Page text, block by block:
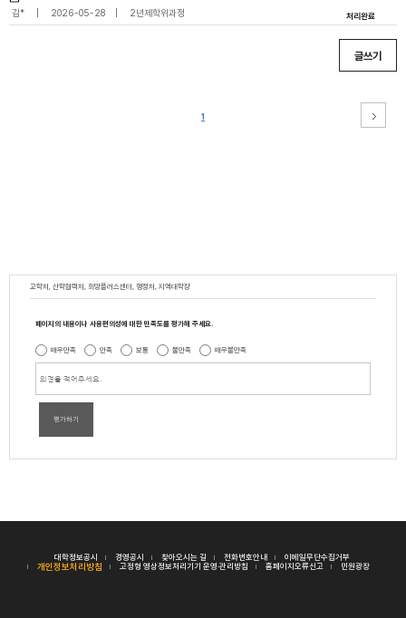
김* 2026-05-28 2년제학위과정 처리완료
글쓰기
1
교학처, 산학협력처, 희망플러스센터, 행정처, 지역대학장
페이지의 내용이나 사용편의성에 대한 만족도를 평가해 주세요.
매우만족 만족 보통 불만족 매우불만족
평가하기
대학정보공시 경영공시 찾아오시는 길 전화번호안내 이메일무단수집거부
개인정보처리방침 고정형 영상정보처리기기 운영·관리방침 홈페이지오류신고 민원광장